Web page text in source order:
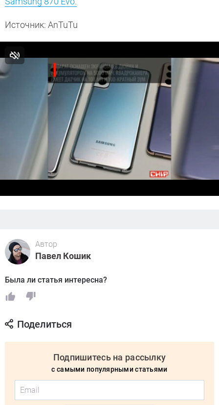
Источник: AnTuTu
Автор
Павел Кошик
Была ли статья интересна?
Поделиться
Подпишитесь на рассылку
с самыми популярными статьями